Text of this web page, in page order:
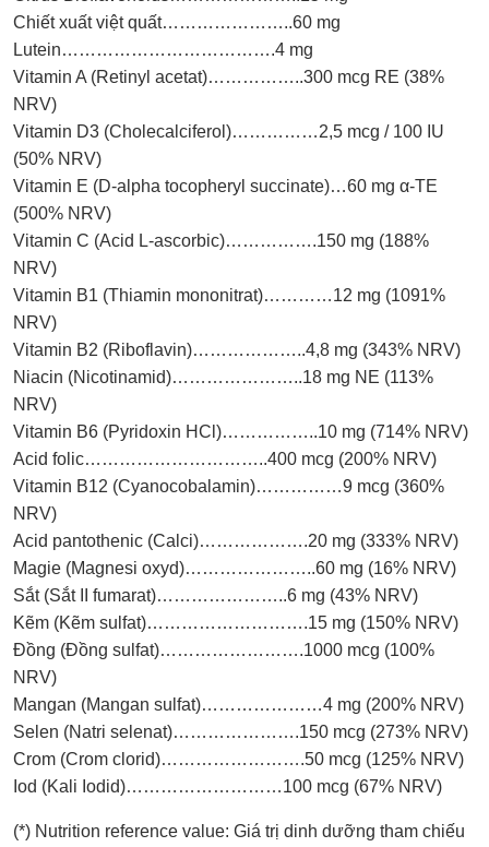
Chiết xuất việt quất…………………..60 mg
Lutein……………………………….4 mg
Vitamin A (Retinyl acetat)……………..300 mcg RE (38%
NRV)
Vitamin D3 (Cholecalciferol)……………2,5 mcg / 100 IU
(50% NRV)
Vitamin E (D-alpha tocopheryl succinate)…60 mg α-TE
(500% NRV)
Vitamin C (Acid L-ascorbic)…………….150 mg (188%
NRV)
Vitamin B1 (Thiamin mononitrat)…………12 mg (1091%
NRV)
Vitamin B2 (Riboflavin)………………..4,8 mg (343% NRV)
Niacin (Nicotinamid)…………………..18 mg NE (113%
NRV)
Vitamin B6 (Pyridoxin HCl)……………..10 mg (714% NRV)
Acid folic…………………………..400 mcg (200% NRV)
Vitamin B12 (Cyanocobalamin)……………9 mcg (360%
NRV)
Acid pantothenic (Calci)……………….20 mg (333% NRV)
Magie (Magnesi oxyd)…………………..60 mg (16% NRV)
Sắt (Sắt II fumarat)…………………..6 mg (43% NRV)
Kẽm (Kẽm sulfat)……………………….15 mg (150% NRV)
Đồng (Đồng sulfat)…………………….1000 mcg (100%
NRV)
Mangan (Mangan sulfat)…………………4 mg (200% NRV)
Selen (Natri selenat)………………….150 mcg (273% NRV)
Crom (Crom clorid)…………………….50 mcg (125% NRV)
Iod (Kali Iodid)………………………100 mcg (67% NRV)
(*) Nutrition reference value: Giá trị dinh dưỡng tham chiếu